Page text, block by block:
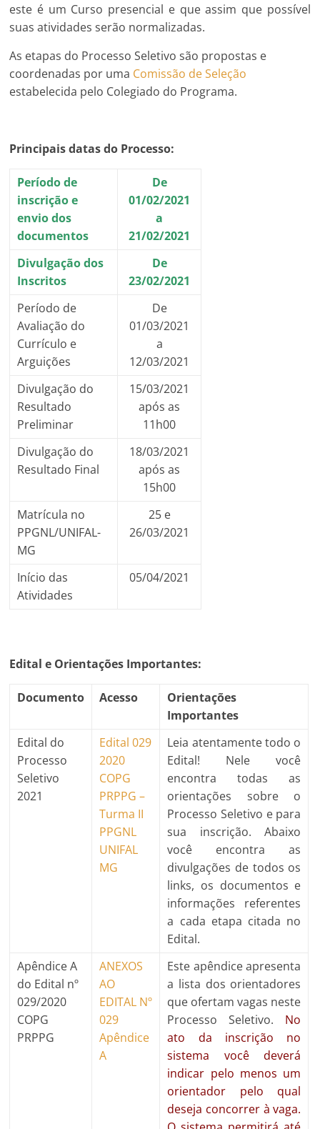
este é um Curso presencial e que assim que possível
suas atividades serão normalizadas.
As etapas do Processo Seletivo são propostas e
coordenadas por uma Comissão de Seleção
estabelecida pelo Colegiado do Programa.
Principais datas do Processo:
Período de
inscrição e
envio dos
documentos
De
01/02/2021
a
21/02/2021
Divulgação dos
Inscritos
De
23/02/2021
Período de
Avaliação do
Currículo e
Arguições
De
01/03/2021
a
12/03/2021
Divulgação do
Resultado
Preliminar
15/03/2021
após as
11h00
Divulgação do
Resultado Final
18/03/2021
após as
15h00
Matrícula no
PPGNL/UNIFAL-
MG
25 e
26/03/2021
Início das
Atividades
05/04/2021
Edital e Orientações Importantes:
Documento Acesso
Orientações
Importantes
Edital do
Processo
Seletivo
2021
Edital 029
2020
COPG
PRPPG –
Turma II
PPGNL
UNIFAL
MG
Leia atentamente todo o
Edital! Nele você
encontra todas as
orientações sobre o
Processo Seletivo e para
sua inscrição. Abaixo
você encontra as
divulgações de todos os
links, os documentos e
informações referentes
a cada etapa citada no
Edital.
Apêndice A
do Edital nº
029/2020
COPG
PRPPG
ANEXOS
AO
EDITAL Nº
029
Apêndice
A
Este apêndice apresenta
a lista dos orientadores
que ofertam vagas neste
Processo Seletivo. No
ato da inscrição no
sistema você deverá
indicar pelo menos um
orientador pelo qual
deseja concorrer à vaga.